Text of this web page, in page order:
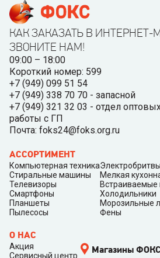
КАК ЗАКАЗАТЬ В ИНТЕРНЕТ-
ЗВОНИТЕ НАМ!
09:00 – 18:00
Короткий номер: 599
+7 (949) 099 51 54
+7 (949) 338 70 70 - запасной
+7 (949) 321 32 03 - отдел
работы с ГП
Почта: foks24@foks.org.ru
АССОРТИМЕНТ
Компьютерная техника
Стиральные машины
Телевизоры
Смартфоны
Планшеты
Пылесосы
Электробритвы
Мелкая
Встраиваемые
Холодильники
Морозильные
Фены
О НАС
Акция
Сервисный центр
Магазины ФОКС